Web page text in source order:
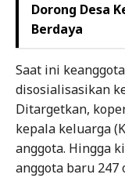
Dorong Desa
Berdaya
Saat ini
disosialisasikan
Ditargetkan,
kepala keluarga
anggota. Hingga
anggota baru 247